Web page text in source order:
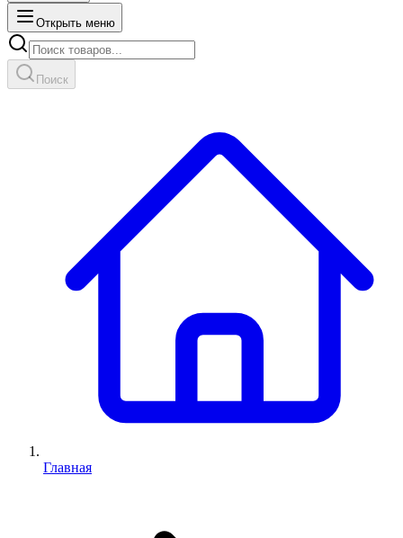
Открыть меню
Поиск
Главная